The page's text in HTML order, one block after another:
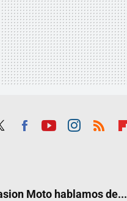
Moto hablamos de...